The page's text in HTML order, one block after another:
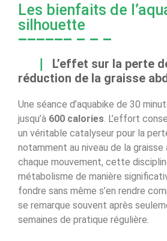
Les bienfaits de
silhouette
L’effet sur la perte
réduction de la graisse
Une séance d’aquabike de 30
jusqu’à 600 calories. L’effort
un véritable catalyseur pour la
notamment au niveau de la graisse
chaque mouvement, cette
métabolisme de manière
fondre sans même s’en rendre
se remarque souvent après
semaines de pratique régulière.